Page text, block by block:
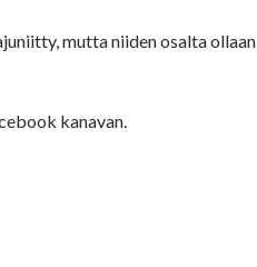
mutta niiden osalta ollaan
kanavan.